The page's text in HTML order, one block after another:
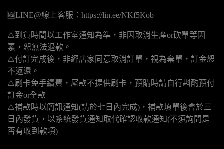
🆕LINE@線上客服：https://lin.ee/NKf5Kob
⚠️到貨時間以工作室通知為準，非因取消生產or砍單等因
素，恕無法退款。
⚠️付訂完成後，非經店家同意取消訂單，視為棄單，訂金恕
不返還。
⚠️刷卡免手續費，尾款不提供刷卡，預購時請自行斟酌預付
訂金or全款
⚠️補款時以簡訊通知(請於七日內完成)，補款填單後會於三
日內發貨，以系統發貨通知取代確認收款通知(不須詢問是
否有收到款項)